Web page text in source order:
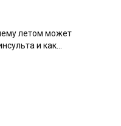
летом может
и как...